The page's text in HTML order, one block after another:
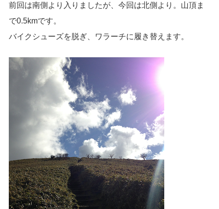
前回は南側より入りましたが、今回は北側より。山頂ま
で0.5kmです。
バイクシューズを脱ぎ、ワラーチに履き替えます。